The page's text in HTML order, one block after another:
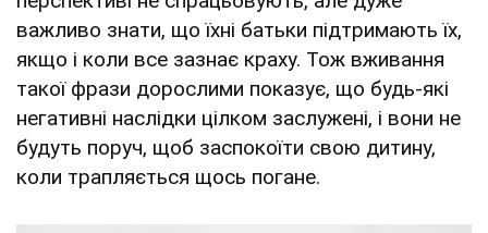
важливо знати, що їхні батьки підтримають їх,
якщо і коли все зазнає краху. Тож вживання
такої фрази дорослими показує, що будь-які
негативні наслідки цілком заслужені, і вони не
будуть поруч, щоб заспокоїти свою дитину,
коли трапляється щось погане.